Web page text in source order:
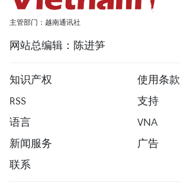
主管部门：越南通讯社
网站总编辑：陈进笋
知识产权
使用条款
RSS
支持
语言
VNA
新闻服务
广告
联系